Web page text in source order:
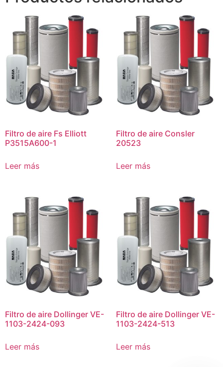
Filtro de aire Fs Elliott
P3515A600-1
Leer más
Filtro de aire Consler
20523
Leer más
Filtro de aire Dollinger VE-
1103-2424-093
Leer más
Filtro de aire Dollinger VE-
1103-2424-513
Leer más